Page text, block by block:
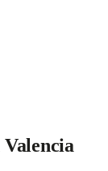
Valencia